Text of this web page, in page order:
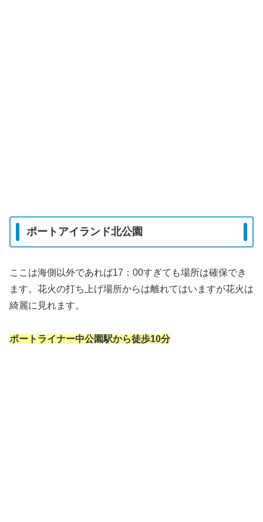
ポートアイランド北公園
ここは海側以外であれば17：00すぎても場所は確保でき
ます。花火の打ち上げ場所からは離れてはいますが花火は
綺麗に見れます。
ポートライナー中公園駅から徒歩10分